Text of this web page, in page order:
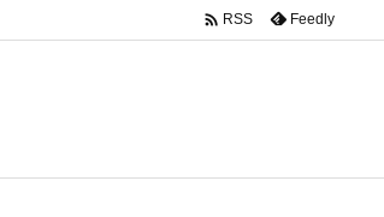
 RSS Feedly